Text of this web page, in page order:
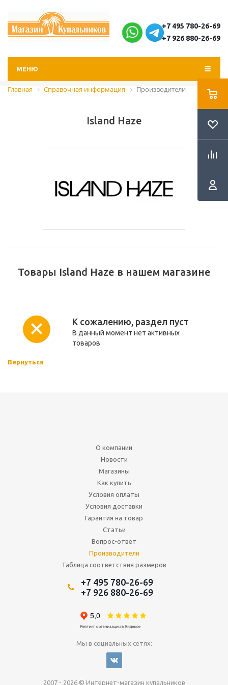
+7 495 780-26-69
+7 926 880-26-69
МЕНЮ
Главная Справочная информация Производители
Island Haze
Товары Island Haze в нашем магазине
К сожалению, раздел пуст
В данный момент нет активных
товаров
Вернуться
О компании
Новости
Магазины
Как купить
Условия оплаты
Условия доставки
Гарантия на товар
Статьи
Вопрос-ответ
Производители
Таблица соответствия размеров
+7 495 780-26-69
+7 926 880-26-69
Мы в социальных сетях:
2007 - 2026 © Интернет-магазин купальников